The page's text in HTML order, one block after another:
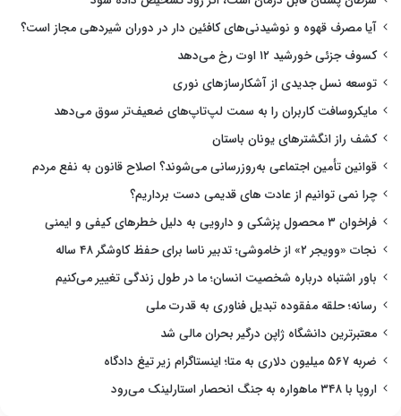
آیا مصرف قهوه و نوشیدنی‌های کافئین دار در دوران شیردهی مجاز است؟
کسوف جزئی خورشید ۱۲ اوت رخ می‌دهد
توسعه نسل جدیدی از آشکارسازهای نوری
مایکروسافت کاربران را به سمت لپ‌تاپ‌های ضعیف‌تر سوق می‌دهد
کشف راز انگشترهای یونان باستان
قوانین تأمین اجتماعی به‌روزرسانی می‌شوند؟ اصلاح قانون به نفع مردم
چرا نمی توانیم از عادت های قدیمی دست برداریم؟
فراخوان ۳ محصول پزشکی و دارویی به دلیل خطرهای کیفی و ایمنی
نجات «وویجر ۲» از خاموشی؛ تدبیر ناسا برای حفظ کاوشگر ۴۸ ساله
باور اشتباه درباره شخصیت انسان؛ ما در طول زندگی تغییر می‌کنیم
رسانه؛ حلقه مفقوده تبدیل فناوری به قدرت ملی
معتبرترین دانشگاه ژاپن درگیر بحران مالی شد
ضربه ۵۶۷ میلیون دلاری به متا؛ اینستاگرام زیر تیغ دادگاه
اروپا با ۳۴۸ ماهواره به جنگ انحصار استارلینک می‌رود